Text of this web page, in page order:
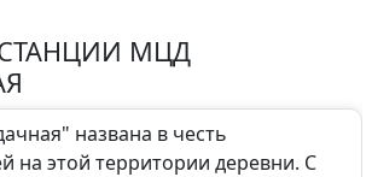
МЦД
названа в честь
на этой территории деревни. С